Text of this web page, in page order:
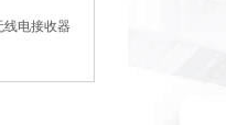
线电接收器